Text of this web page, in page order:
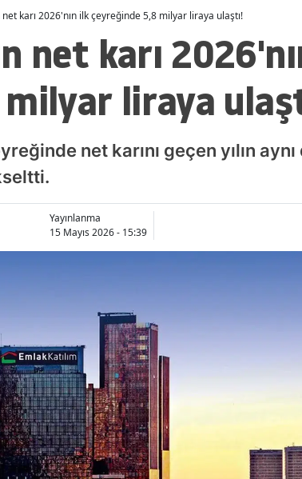
net karı 2026'nın ilk çeyreğinde 5,8 milyar liraya ulaştı!
net karı
liraya
net karını geçen yılın
Yayınlanma
15 Mayıs 2026 - 15:39